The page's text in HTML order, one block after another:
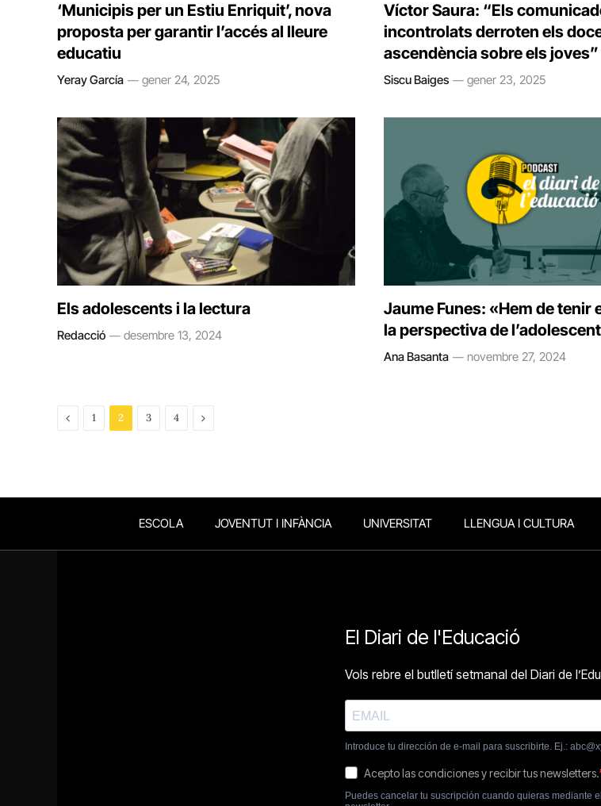
‘Municipis per un Estiu Enriquit’, nova
proposta per garantir l’accés al lleure
educatiu
Yeray García gener 24, 2025
Víctor Saura: “Els
incontrolats derroten els
ascendència sobre els joves”
Siscu Baiges gener 23, 2025
Els adolescents i la lectura
Redacció desembre 13, 2024
Jaume Funes: «Hem de tenir
la perspectiva de
Ana Basanta novembre 27, 2024
Previous
1 2 3 4 Next
ESCOLA JOVENTUT I INFÀNCIA UNIVERSITAT LLENGUA I CULTURA